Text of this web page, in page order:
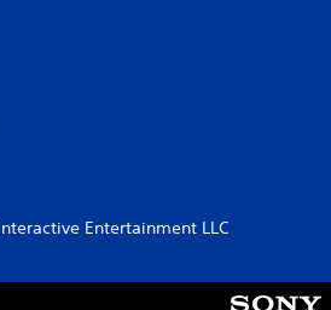
Entertainment LLC